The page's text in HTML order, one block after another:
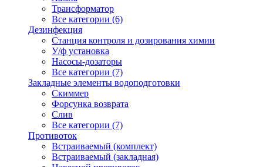
Трансформатор
Все категории (6)
Дезинфекция
Станция контроля и дозирования химии
У/ф установка
Насосы-дозаторы
Все категории (7)
Закладные элементы водоподготовки
Скиммер
Форсунка возврата
Слив
Все категории (7)
Противоток
Встраиваемый (комплект)
Встраиваемый (закладная)